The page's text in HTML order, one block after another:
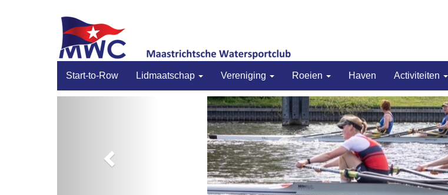
Start-to-Row Lidmaatschap Vereniging Roeien Haven Activiteiten